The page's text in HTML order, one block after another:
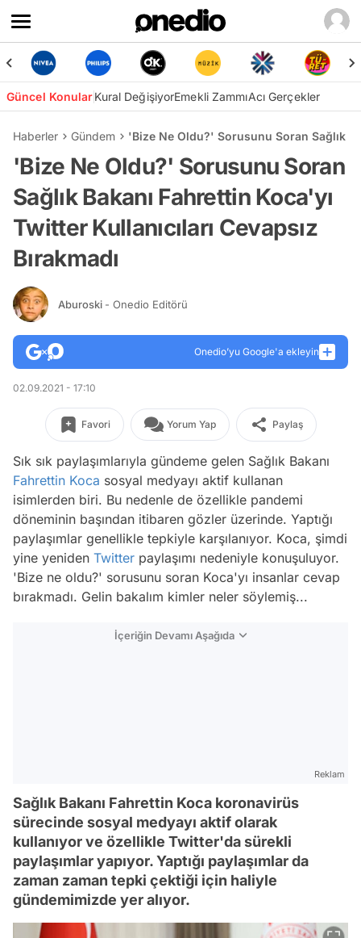
Güncel KonularKural DeğişiyorEmekli ZammıAcı Gerçekler
Haberler Gündem 'Bize Ne Oldu?' Sorusunu Soran Sağlık
'Bize Ne Oldu?' Sorusunu Soran
Sağlık Bakanı Fahrettin Koca'yı
Twitter Kullanıcıları Cevapsız
Bırakmadı
Aburoski - Onedio Editörü
Onedio’yu Google'a ekleyin
02.09.2021 - 17:10
Favori Yorum Yap Paylaş
Sık sık paylaşımlarıyla gündeme gelen Sağlık Bakanı
Fahrettin Koca sosyal medyayı aktif kullanan
isimlerden biri. Bu nedenle de özellikle pandemi
döneminin başından itibaren gözler üzerinde. Yaptığı
paylaşımlar genellikle tepkiyle karşılanıyor. Koca, şimdi
yine yeniden Twitter paylaşımı nedeniyle konuşuluyor.
'Bize ne oldu?' sorusunu soran Koca'yı insanlar cevap
bırakmadı. Gelin bakalım kimler neler söylemiş...
İçeriğin Devamı Aşağıda
Reklam
Sağlık Bakanı Fahrettin Koca koronavirüs
sürecinde sosyal medyayı aktif olarak
kullanıyor ve özellikle Twitter'da sürekli
paylaşımlar yapıyor. Yaptığı paylaşımlar da
zaman zaman tepki çektiği için haliyle
gündemimizde yer alıyor.